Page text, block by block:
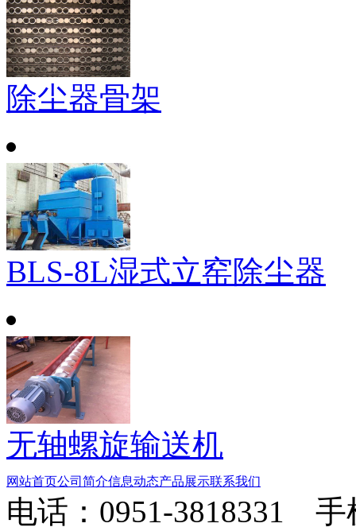
除尘器骨架
BLS-8L湿式立窑除尘器
无轴螺旋输送机
网站首页公司简介信息动态产品展示联系我们
电话：0951-3818331 手